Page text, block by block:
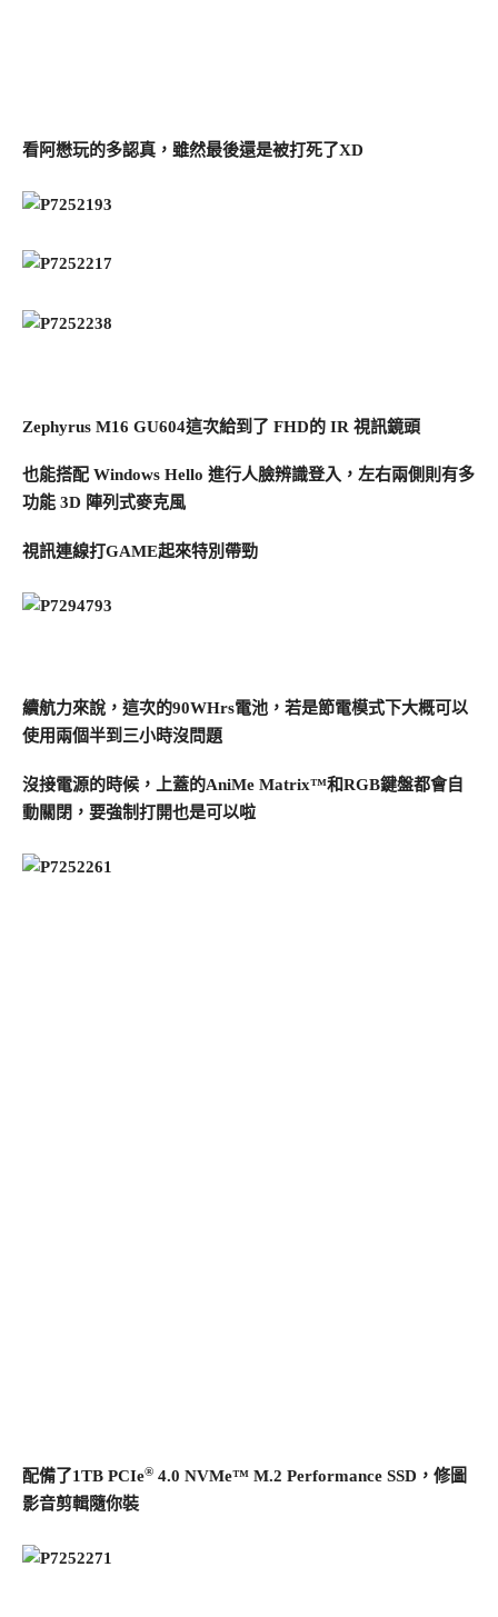
看阿懋玩的多認真，雖然最後還是被打死了XD
Zephyrus M16 GU604這次給到了 FHD的 IR 視訊鏡頭
也能搭配 Windows Hello 進行人臉辨識登入，左右兩側則有多
功能 3D 陣列式麥克風
視訊連線打GAME起來特別帶勁
續航力來說，這次的90WHrs電池，若是節電模式下大概可以
使用兩個半到三小時沒問題
沒接電源的時候，上蓋的AniMe Matrix™和RGB鍵盤都會自
動關閉，要強制打開也是可以啦
配備了1TB PCIe® 4.0 NVMe™ M.2 Performance SSD，修圖
影音剪輯隨你裝